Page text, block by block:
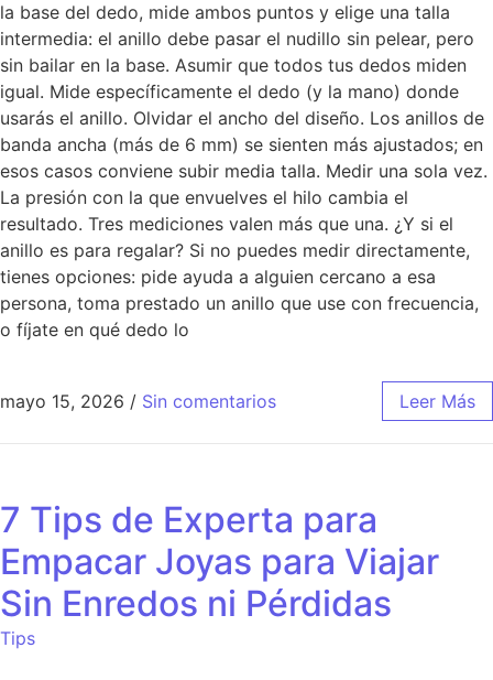
la base del dedo, mide ambos puntos y elige una talla
intermedia: el anillo debe pasar el nudillo sin pelear, pero
sin bailar en la base. Asumir que todos tus dedos miden
igual. Mide específicamente el dedo (y la mano) donde
usarás el anillo. Olvidar el ancho del diseño. Los anillos de
banda ancha (más de 6 mm) se sienten más ajustados; en
esos casos conviene subir media talla. Medir una sola vez.
La presión con la que envuelves el hilo cambia el
resultado. Tres mediciones valen más que una. ¿Y si el
anillo es para regalar? Si no puedes medir directamente,
tienes opciones: pide ayuda a alguien cercano a esa
persona, toma prestado un anillo que use con frecuencia,
o fíjate en qué dedo lo
mayo 15, 2026 / Sin comentarios Leer Más
7 Tips de Experta para
Empacar Joyas para Viajar
Sin Enredos ni Pérdidas
Tips